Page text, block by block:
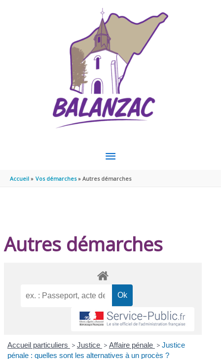
MENU
PRINCIPAL
Accueil Vos démarches Autres démarches
Autres démarches
Accueil particuliers > Justice > Affaire pénale > Justice
pénale : quelles sont les alternatives à un procès ?